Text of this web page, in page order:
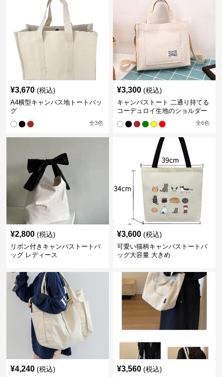
¥3,670 (税込)
A4横型キャンバス地トートバッ
グ
全3色
¥3,300 (税込)
キャンバストート 二通り持てる
コーデュロイ生地のショルダー
全6色
¥2,800 (税込)
リボン付きキャンバストートバ
ッグ レディース
¥3,600 (税込)
可愛い猫柄キャンバストートバ
ッグ大容量 大きめ
¥4,240 (税込) ¥3,560 (税込)